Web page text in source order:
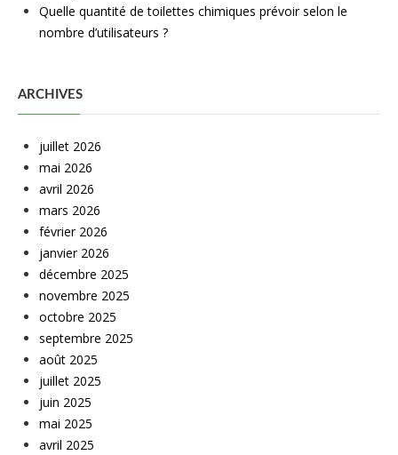
Quelle quantité de toilettes chimiques prévoir selon le
nombre d’utilisateurs ?
ARCHIVES
juillet 2026
mai 2026
avril 2026
mars 2026
février 2026
janvier 2026
décembre 2025
novembre 2025
octobre 2025
septembre 2025
août 2025
juillet 2025
juin 2025
mai 2025
avril 2025